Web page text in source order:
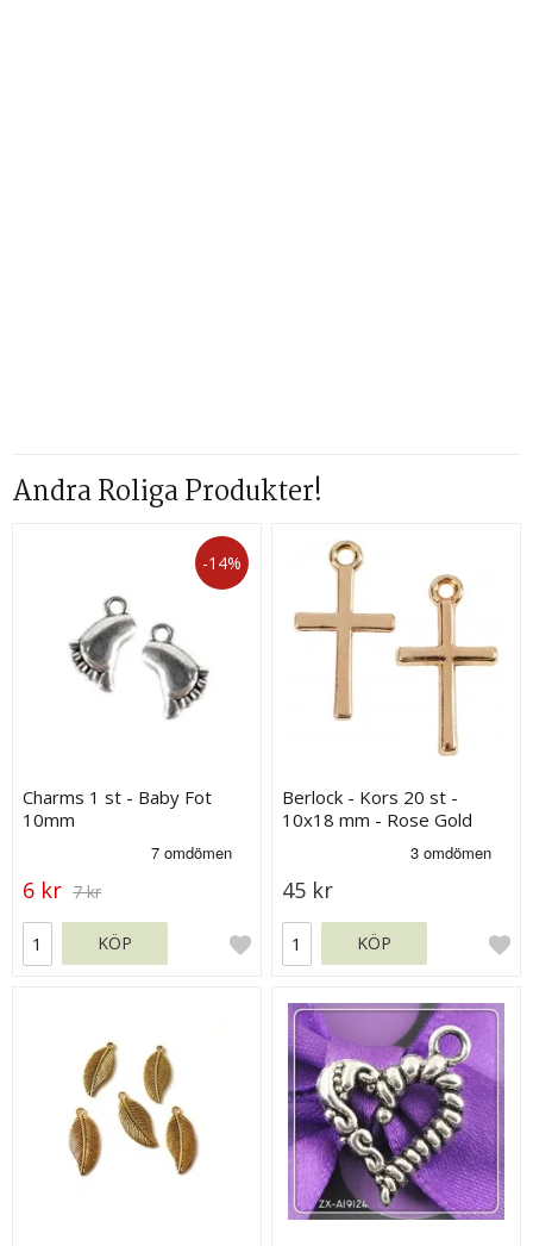
Andra Roliga Produkter!
-14%
Charms 1 st - Baby Fot
10mm
6 kr 7 kr
KÖP
Berlock - Kors 20 st -
10x18 mm - Rose Gold
45 kr
KÖP